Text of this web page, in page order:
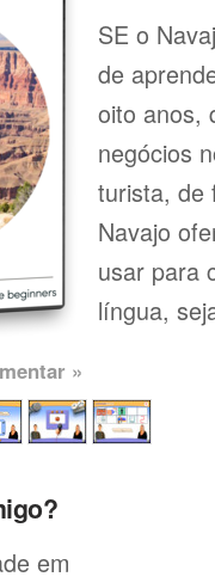
SE o
de
oito anos,
negócios
turista, de
Navajo
usar para
língua,
»
em